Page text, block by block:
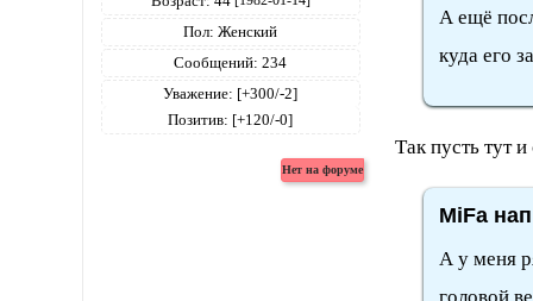
Пол: Женский
Сообщений: 234
Уважение: [+300/-2]
Позитив: [+120/-0]
А ещё
куда его
Так пусть тут
MiFa
А у меня